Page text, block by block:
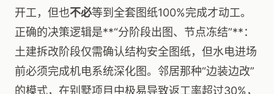
开工，但也不必等到全套图纸100%完成才动工。
正确的决策逻辑是**“分阶段出图、节点冻结”**：
土建拆改阶段仅需确认结构安全图纸，但水电进场
前必须完成机电系统深化图。邻居那种“边装边改”
的模式，在别墅项目中极易导致返工率超过30%，